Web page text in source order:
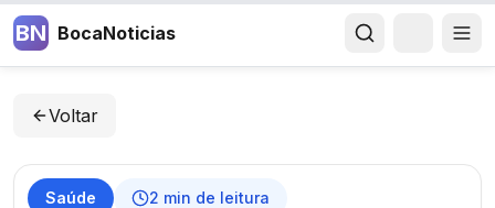
BN BocaNoticias
Voltar
Saúde 2 min de leitura